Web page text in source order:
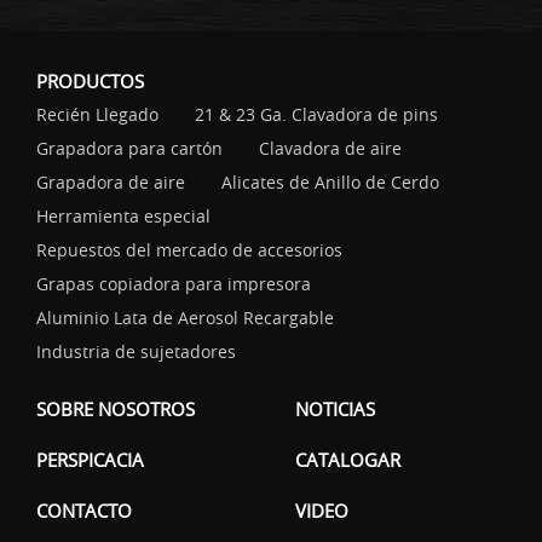
PRODUCTOS
Recién Llegado
21 & 23 Ga. Clavadora de pins
Grapadora para cartón
Clavadora de aire
Grapadora de aire
Alicates de Anillo de Cerdo
Herramienta especial
Repuestos del mercado de accesorios
Grapas copiadora para impresora
Aluminio Lata de Aerosol Recargable
Industria de sujetadores
SOBRE NOSOTROS NOTICIAS
PERSPICACIA CATALOGAR
CONTACTO VIDEO